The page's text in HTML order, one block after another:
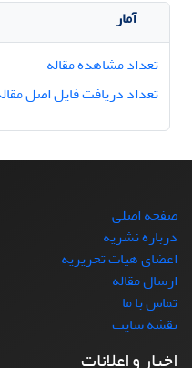
آمار
تعداد مشاهده مقاله
تعداد دریافت فایل اصل
صفحه اصلی
درباره نشریه
اعضای هیات تحریریه
ارسال مقاله
تماس با ما
نقشه سایت
اخبار و اعلانات